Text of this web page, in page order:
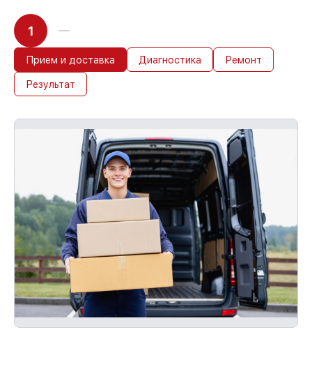
1
Прием и доставка Диагностика Ремонт
Результат